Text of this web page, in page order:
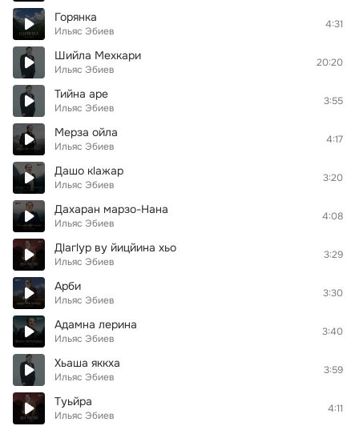
Горянка
Ильяс Эбиев
4:31
Шийла Мехкари
Ильяс Эбиев
20:20
Тийна аре
Ильяс Эбиев
3:55
Мерза ойла
Ильяс Эбиев
4:17
Дашо кlажар
Ильяс Эбиев
3:20
Дахаран марзо-Нана
Ильяс Эбиев
4:08
Дlагlур ву йицйина хьо
Ильяс Эбиев
3:29
Арби
Ильяс Эбиев
3:30
Адамна лерина
Ильяс Эбиев
3:40
Хьаша яккха
Ильяс Эбиев
3:59
Туьйра
Ильяс Эбиев
4:11